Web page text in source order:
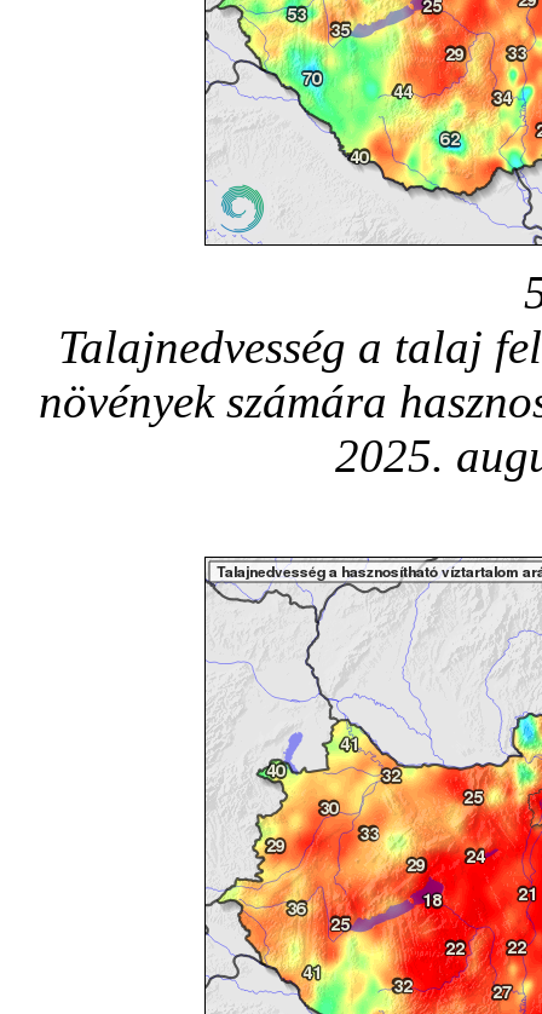
Talajnedvesség a talaj
növények számára
2025.